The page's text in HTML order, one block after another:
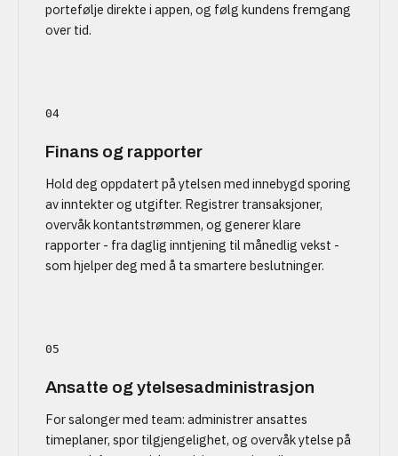
portefølje direkte i appen, og følg kundens fremgang
over tid.
04
Finans og rapporter
Hold deg oppdatert på ytelsen med innebygd sporing
av inntekter og utgifter. Registrer transaksjoner,
overvåk kontantstrømmen, og generer klare
rapporter - fra daglig inntjening til månedlig vekst -
som hjelper deg med å ta smartere beslutninger.
05
Ansatte og ytelsesadministrasjon
For salonger med team: administrer ansattes
timeplaner, spor tilgjengelighet, og overvåk ytelse på